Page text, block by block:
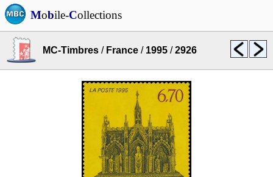
Mobile-Collections
MC-Timbres / France / 1995 /2926